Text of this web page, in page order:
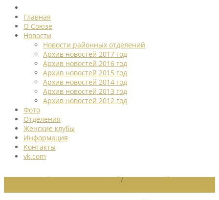
Главная
О Союзе
Новости
Новости районных отделений
Архив новостей 2017 год
Архив новостей 2016 год
Архив новостей 2015 год
Архив новостей 2014 год
Архив новостей 2013 год
Архив новостей 2012 год
Фото
Отделения
Женские клубы
Информация
Контакты
vk.com
/